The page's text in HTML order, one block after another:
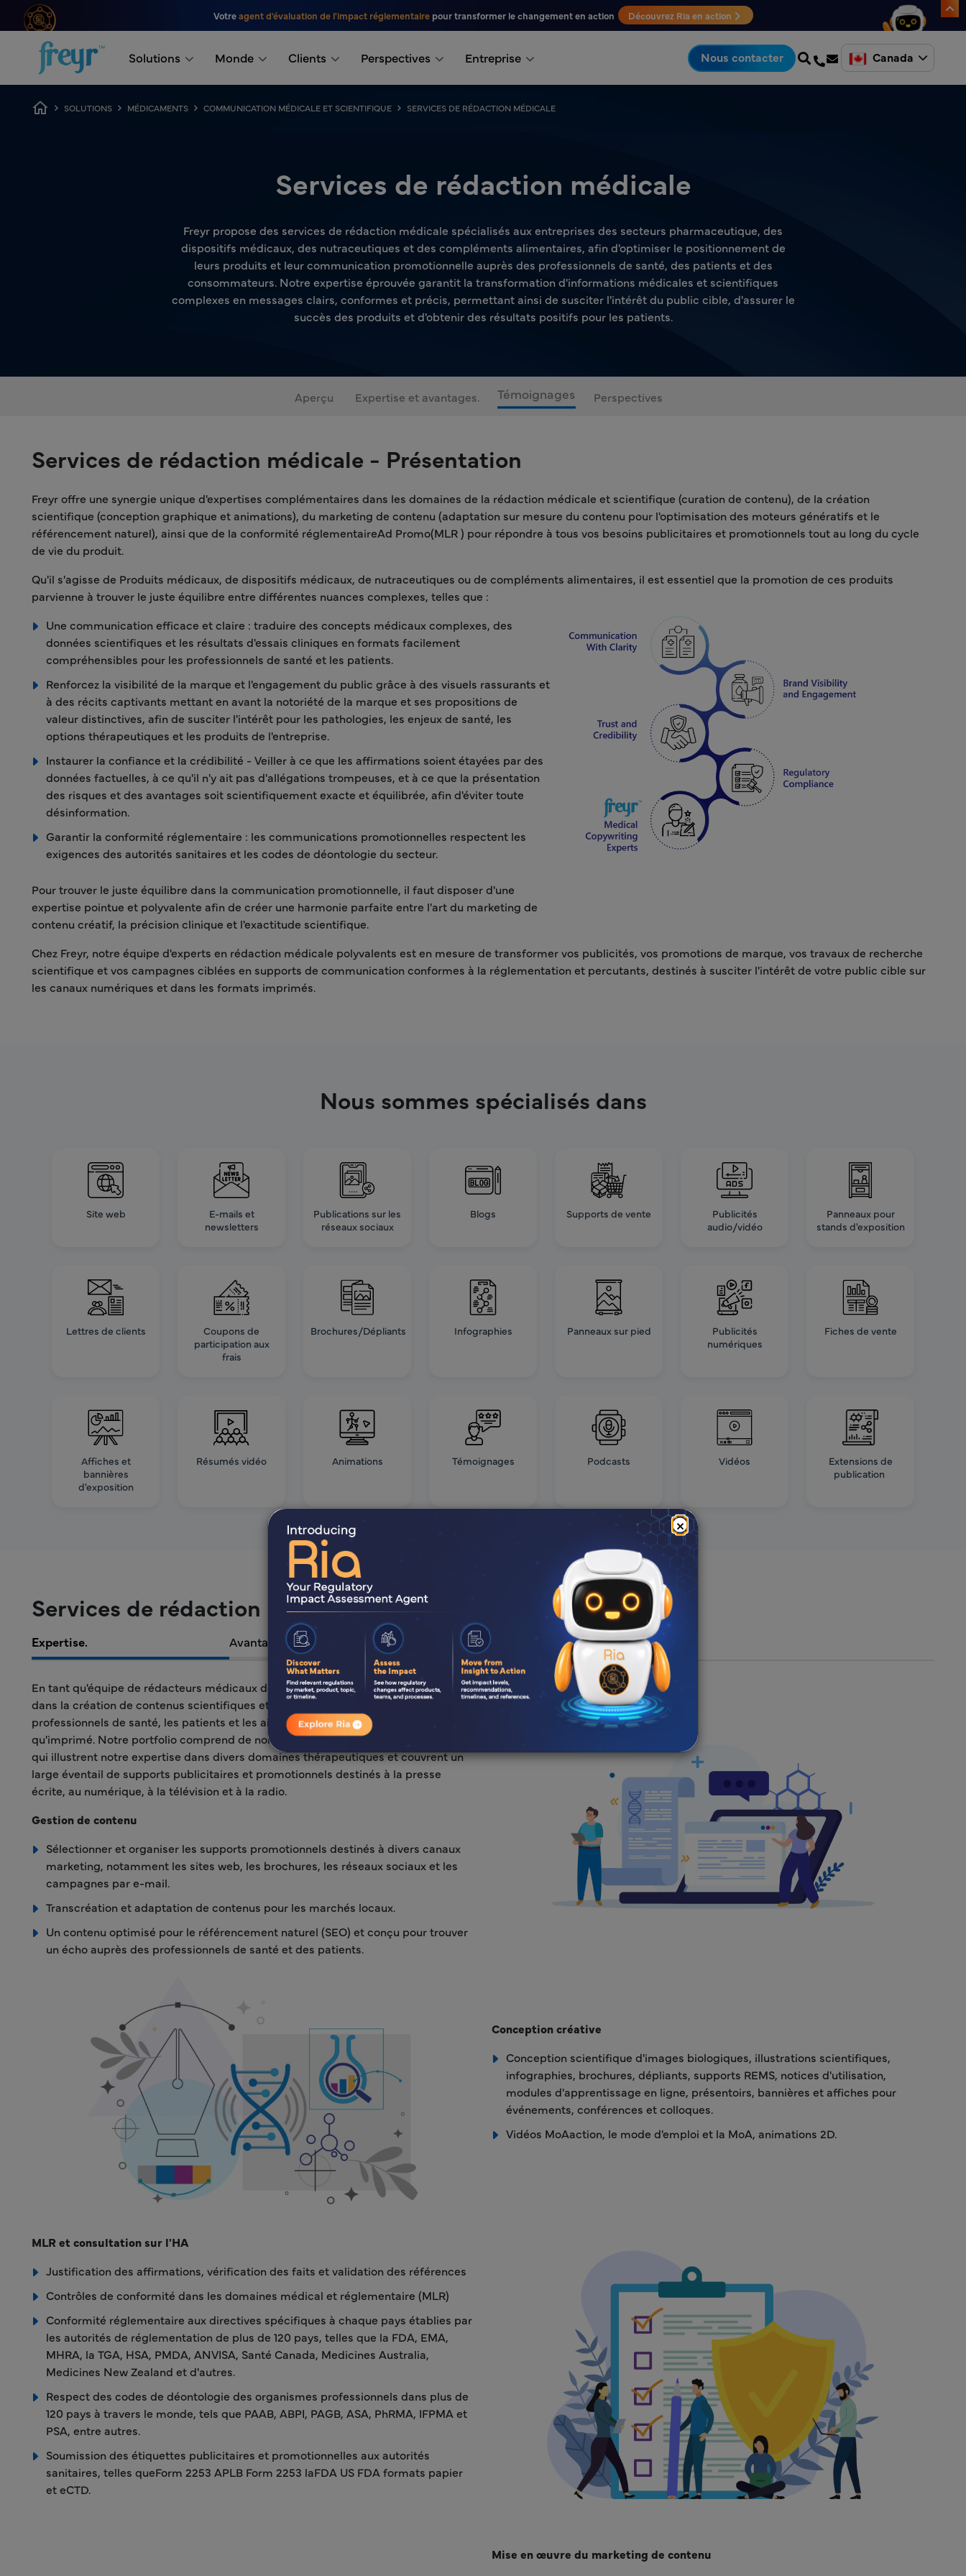
Passer au contenu principal
×
Votreagent d'évaluation de l'impact réglementairepour transformer le changement en action Découvrez Ria en action
Solutions Monde Clients Perspectives Entreprise Nous contacter Canada
Fil d'Ariane
SOLUTIONS MÉDICAMENTS COMMUNICATION MÉDICALE ET SCIENTIFIQUE SERVICES DE RÉDACTION MÉDICALE
Services de rédaction médicale
Freyr propose des services de rédaction médicale spécialisés aux entreprises des secteurs pharmaceutique, des
dispositifs médicaux, des nutraceutiques et des compléments alimentaires, afin d'optimiser le positionnement de
leurs produits et leur communication promotionnelle auprès des professionnels de santé, des patients et des
consommateurs. Notre expertise éprouvée garantit la transformation d'informations médicales et scientifiques
complexes en messages clairs, conformes et précis, permettant ainsi de susciter l'intérêt du public cible, d'assurer le
succès des produits et d'obtenir des résultats positifs pour les patients.
Aperçu Expertise et avantages. Témoignages Perspectives
Services de rédaction médicale - Présentation
Freyr offre une synergie unique d'expertises complémentaires dans les domaines de la rédaction médicale et scientifique (curation de contenu), de la création
scientifique (conception graphique et animations), du marketing de contenu (adaptation sur mesure du contenu pour l'optimisation des moteurs génératifs et le
référencement naturel), ainsi que de la conformité réglementaireAd Promo(MLR ) pour répondre à tous vos besoins publicitaires et promotionnels tout au long du cycle
de vie du produit.
Qu'il s'agisse de Produits médicaux, de dispositifs médicaux, de nutraceutiques ou de compléments alimentaires, il est essentiel que la promotion de ces produits
parvienne à trouver le juste équilibre entre différentes nuances complexes, telles que :
Une communication efficace et claire : traduire des concepts médicaux complexes, des
données scientifiques et les résultats d'essais cliniques en formats facilement
compréhensibles pour les professionnels de santé et les patients.
Renforcez la visibilité de la marque et l'engagement du public grâce à des visuels rassurants et
à des récits captivants mettant en avant la notoriété de la marque et ses propositions de
valeur distinctives, afin de susciter l'intérêt pour les pathologies, les enjeux de santé, les
options thérapeutiques et les produits de l'entreprise.
Instaurer la confiance et la crédibilité - Veiller à ce que les affirmations soient étayées par des
données factuelles, à ce qu'il n'y ait pas d'allégations trompeuses, et à ce que la présentation
des risques et des avantages soit scientifiquement exacte et équilibrée, afin d'éviter toute
désinformation.
Garantir la conformité réglementaire : les communications promotionnelles respectent les
exigences des autorités sanitaires et les codes de déontologie du secteur.
Pour trouver le juste équilibre dans la communication promotionnelle, il faut disposer d'une
expertise pointue et polyvalente afin de créer une harmonie parfaite entre l'art du marketing de
contenu créatif, la précision clinique et l'exactitude scientifique.
Chez Freyr, notre équipe d'experts en rédaction médicale polyvalents est en mesure de transformer vos publicités, vos promotions de marque, vos travaux de recherche
scientifique et vos campagnes ciblées en supports de communication conformes à la réglementation et percutants, destinés à susciter l'intérêt de votre public cible sur
les canaux numériques et dans les formats imprimés.
Nous sommes spécialisés dans
Site web
E-mails et
newsletters
Publications sur les
réseaux sociaux
Blogs Supports de vente
Publicités
audio/vidéo
Panneaux pour
stands d'exposition
Lettres de clients
Coupons de
participation aux
frais
Brochures/Dépliants Infographies Panneaux sur pied
Publicités
numériques
Fiches de vente
Affiches et
bannières
d'exposition
Résumés vidéo Animations Témoignages Podcasts Vidéos
Extensions de
publication
Services de rédaction médicale
Expertise. Avantages
En tant qu'équipe de rédacteurs médicaux de confiance, nous sommes spécialisés
dans la création de contenus scientifiques et promotionnels qui interpellent les
professionnels de santé, les patients et les aidants, tant sur support numérique
qu'imprimé. Notre portfolio comprend de nombreux exemples de textes médicaux
qui illustrent notre expertise dans divers domaines thérapeutiques et couvrent un
large éventail de supports publicitaires et promotionnels destinés à la presse
écrite, au numérique, à la télévision et à la radio.
Gestion de contenu
Sélectionner et organiser les supports promotionnels destinés à divers canaux
marketing, notamment les sites web, les brochures, les réseaux sociaux et les
campagnes par e-mail.
Transcréation et adaptation de contenus pour les marchés locaux.
Un contenu optimisé pour le référencement naturel (SEO) et conçu pour trouver
un écho auprès des professionnels de santé et des patients.
Conception créative
Conception scientifique d'images biologiques, illustrations scientifiques,
infographies, brochures, dépliants, supports REMS, notices d'utilisation,
modules d'apprentissage en ligne, présentoirs, bannières et affiches pour
événements, conférences et colloques.
Vidéos MoAaction, le mode d'emploi et la MoA, animations 2D.
MLR et consultation sur l'HA
Justification des affirmations, vérification des faits et validation des références
Contrôles de conformité dans les domaines médical et réglementaire (MLR)
Conformité réglementaire aux directives spécifiques à chaque pays établies par
les autorités de réglementation de plus de 120 pays, telles que la FDA, EMA,
MHRA, la TGA, HSA, PMDA, ANVISA, Santé Canada, Medicines Australia,
Medicines New Zealand et d'autres.
Respect des codes de déontologie des organismes professionnels dans plus de
120 pays à travers le monde, tels que PAAB, ABPI, PAGB, ASA, PhRMA, IFPMA et
PSA, entre autres.
Soumission des étiquettes publicitaires et promotionnelles aux autorités
sanitaires, telles queForm 2253 APLB Form 2253 laFDA US FDA formats papier
et eCTD.
Mise en œuvre du marketing de contenu